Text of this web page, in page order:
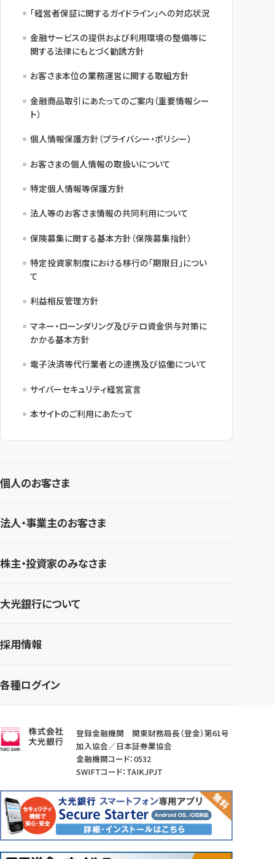
「経営者保証に関するガイドライン」への対応状況
金融サービスの提供および利用環境の整備等に
関する法律にもとづく勧誘方針
お客さま本位の業務運営に関する取組方針
金融商品取引にあたってのご案内（重要情報シー
ト）
個人情報保護方針（プライバシー・ポリシー）
お客さまの個人情報の取扱いについて
特定個人情報等保護方針
法人等のお客さま情報の共同利用について
保険募集に関する基本方針（保険募集指針）
特定投資家制度における移行の「期限日」につい
て
利益相反管理方針
マネー・ローンダリング及びテロ資金供与対策に
かかる基本方針
電子決済等代行業者との連携及び協働について
サイバーセキュリティ経営宣言
本サイトのご利用にあたって
個人のお客さま
法人・事業主のお客さま
株主・投資家のみなさま
大光銀行について
採用情報
各種ログイン
登録金融機関 関東財務局長（登金）第61号
加入協会／日本証券業協会
金融機関コード：0532
SWIFTコード：TAIKJPJT